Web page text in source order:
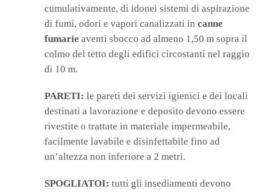
cumulativamente, di idonei sistemi di aspirazione
di fumi, odori e vapori canalizzati in canne
fumarie aventi sbocco ad almeno 1,50 m sopra il
colmo del tetto degli edifici circostanti nel raggio
di 10 m.
PARETI: le pareti dei servizi igienici e dei locali
destinati a lavorazione e deposito devono essere
rivestite o trattate in materiale impermeabile,
facilmente lavabile e disinfettabile fino ad
un’altezza non inferiore a 2 metri.
SPOGLIATOI: tutti gli insediamenti devono